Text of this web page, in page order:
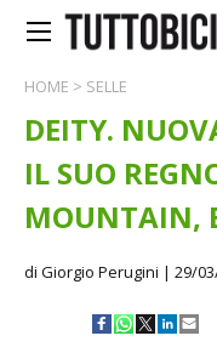
HOME > SELLE
DEITY.
IL SUO
MOUNTAIN,
di Giorgio Perugini | 29/